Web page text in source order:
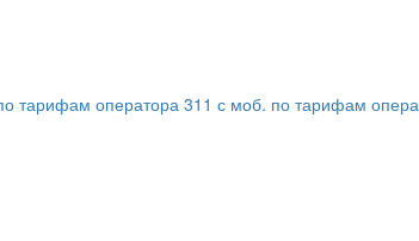
тарифам оператора311 с моб. по тарифам